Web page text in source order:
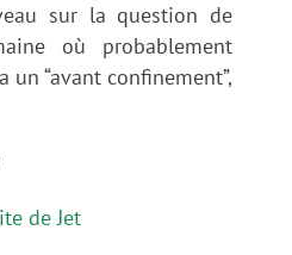
sur la question de
où probablement
un “avant confinement”,
de Jet